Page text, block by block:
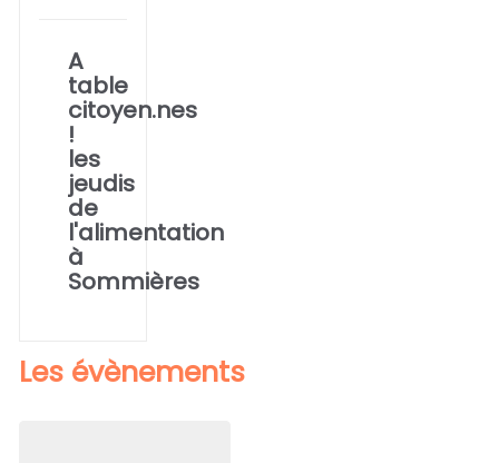
A
table
citoyen.nes
!
les
jeudis
de
l'alimentation
à
Sommières
Les évènements